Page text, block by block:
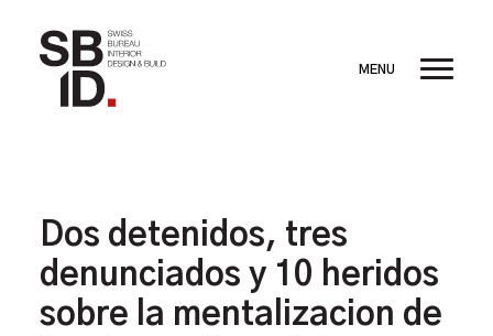
Dos detenidos, tres
denunciados y 10 heridos
sobre la mentalizacion de